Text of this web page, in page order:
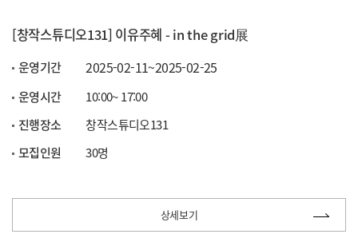
[창작스튜디오131] 이유주혜 - in the grid展
운영기간 2025-02-11~2025-02-25
운영시간
10:00~ 17:00
진행장소
창작스튜디오131
모집인원
30명
상세보기